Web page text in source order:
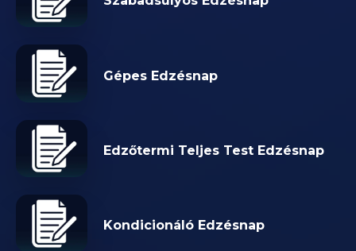
Gépes Edzésnap
Edzőtermi Teljes Test Edzésnap
Kondicionáló Edzésnap